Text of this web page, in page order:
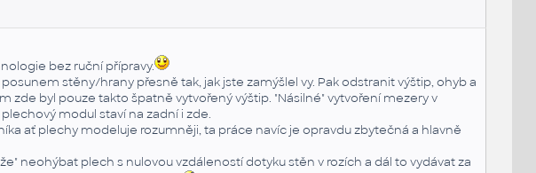
bez ruční přípravy.
stěny/hrany přesně tak, jak jste zamýšlel vy. Pak odstranit výštip, ohyb a
zde byl pouze takto špatně vytvořený výštip. "Násilné" vytvoření mezery v
modul staví na zadní i zde.
ať plechy modeluje rozumněji, ta práce navíc je opravdu zbytečná a hlavně
neohýbat plech s nulovou vzdáleností dotyku stěn v rozích a dál to vydávat za